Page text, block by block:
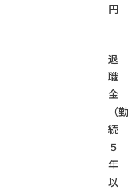
円
退
職
金
（勤
続
５
年
以